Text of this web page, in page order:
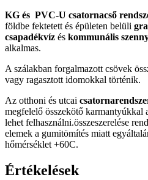
KG és PVC-U csatornacső
földbe fektetett és épületen belüli
csapadékvíz és kommunális
alkalmas.
A szálakban forgalmazott csövek
vagy ragasztott idomokkal történik.
Az otthoni és utcai
megfelelő összekötő karmantyúkkal
lehet felhasználni.összeszerelése
elemek a gumitömítés miatt
hőmérséklet +60C.
Értékelések